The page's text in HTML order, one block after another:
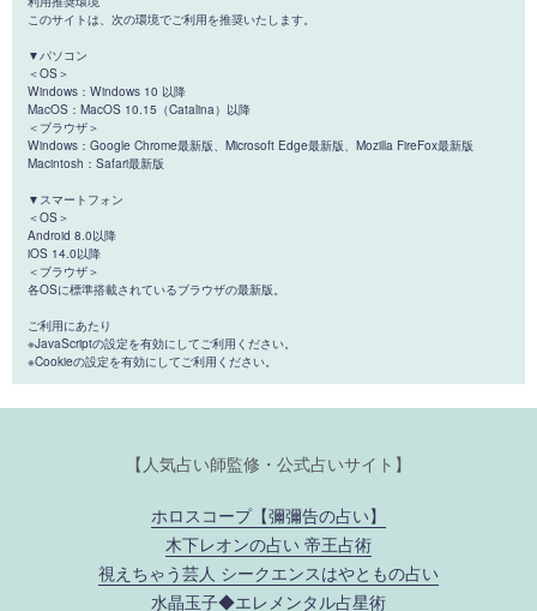
このサイトは、次の環境でご利用を推奨いたします。
▼パソコン
＜OS＞
Windows：Windows 10 以降
MacOS：MacOS 10.15（Catalina）以降
＜ブラウザ＞
Windows：Google Chrome最新版、Microsoft Edge最新版、Mozilla FireFox最新版
Macintosh：Safari最新版
▼スマートフォン
＜OS＞
Android 8.0以降
iOS 14.0以降
＜ブラウザ＞
各OSに標準搭載されているブラウザの最新版。
ご利用にあたり
※JavaScriptの設定を有効にしてご利用ください。
※Cookieの設定を有効にしてご利用ください。
【人気占い師監修・公式占いサイト】
ホロスコープ【彌彌告の占い】
木下レオンの占い 帝王占術
視えちゃう芸人 シークエンスはやともの占い
水晶玉子◆エレメンタル占星術